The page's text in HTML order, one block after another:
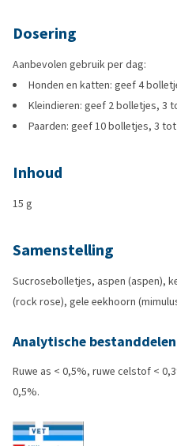
Dosering
Aanbevolen gebruik per dag:
Honden en katten: geef 4
Kleindieren: geef 2 bolletjes, 3
Paarden: geef 10 bolletjes, 3
Inhoud
15 g
Samenstelling
Sucrosebolletjes, aspen (aspen),
(rock rose), gele eekhoorn
Analytische bestanddelen
Ruwe as < 0,5%, ruwe celstof <
0,5%.